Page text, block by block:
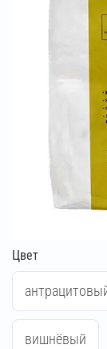
Цвет
вишнёвый